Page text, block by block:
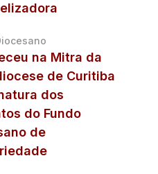
na Mitra da
de Curitiba
dos
do Fundo
de